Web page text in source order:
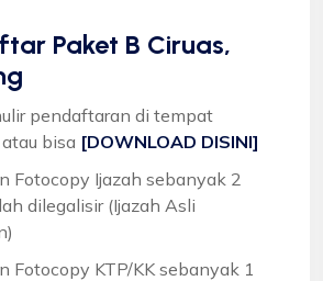
Paket B Ciruas,
pendaftaran di tempat
bisa [DOWNLOAD DISINI]
Fotocopy Ijazah sebanyak 2
dilegalisir (Ijazah Asli
Fotocopy KTP/KK sebanyak 1